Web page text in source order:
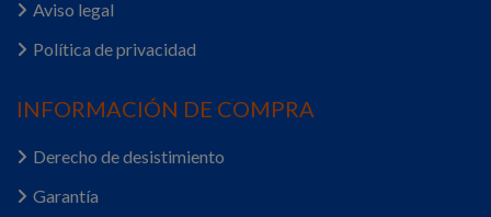
Aviso legal
Política de privacidad
INFORMACIÓN DE COMPRA
Derecho de desistimiento
Garantía